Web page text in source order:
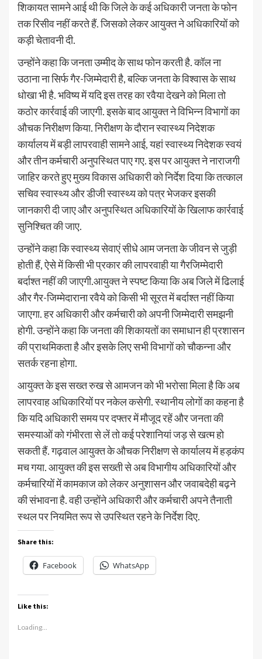
शिकायत सामने आई थी कि जिले के कई अधिकारी जनता के फोन
तक रिसीव नहीं करते हैं. जिसको लेकर आयुक्त ने अधिकारियों को
कड़ी चेतावनी दी.
उन्होंने कहा कि जनता उम्मीद के साथ फोन करती है. कॉल ना
उठाना ना सिर्फ गैर-जिम्मेदारी है, बल्कि जनता के विश्वास के साथ
धोखा भी है. भविष्य में यदि इस तरह का रवैया देखने को मिला तो
कठोर कार्रवाई की जाएगी. इसके बाद आयुक्त ने विभिन्न विभागों का
औचक निरीक्षण किया. निरीक्षण के दौरान स्वास्थ्य निदेशक
कार्यालय में बड़ी लापरवाही सामने आई, यहां स्वास्थ्य निदेशक स्वयं
और तीन कर्मचारी अनुपस्थित पाए गए. इस पर आयुक्त ने नाराजगी
जाहिर करते हुए मुख्य विकास अधिकारी को निर्देश दिया कि तत्काल
सचिव स्वास्थ्य और डीजी स्वास्थ्य को पत्र भेजकर इसकी
जानकारी दी जाए और अनुपस्थित अधिकारियों के खिलाफ कार्रवाई
सुनिश्चित की जाए.
उन्होंने कहा कि स्वास्थ्य सेवाएं सीधे आम जनता के जीवन से जुड़ी
होती हैं, ऐसे में किसी भी प्रकार की लापरवाही या गैरजिम्मेदारी
बर्दाश्त नहीं की जाएगी.आयुक्त ने स्पष्ट किया कि अब जिले में ढिलाई
और गैर-जिम्मेदाराना रवैये को किसी भी सूरत में बर्दाश्त नहीं किया
जाएगा. हर अधिकारी और कर्मचारी को अपनी जिम्मेदारी समझनी
होगी. उन्होंने कहा कि जनता की शिकायतों का समाधान ही प्रशासन
की प्राथमिकता है और इसके लिए सभी विभागों को चौकन्ना और
सतर्क रहना होगा.
आयुक्त के इस सख्त रुख से आमजन को भी भरोसा मिला है कि अब
लापरवाह अधिकारियों पर नकेल कसेगी. स्थानीय लोगों का कहना है
कि यदि अधिकारी समय पर दफ्तर में मौजूद रहें और जनता की
समस्याओं को गंभीरता से लें तो कई परेशानियां जड़ से खत्म हो
सकती हैं. गढ़वाल आयुक्त के औचक निरीक्षण से कार्यालय में हड़कंप
मच गया. आयुक्त की इस सख्ती से अब विभागीय अधिकारियों और
कर्मचारियों में कामकाज को लेकर अनुशासन और जवाबदेही बढ़ने
की संभावना है. वही उन्होंने अधिकारी और कर्मचारी अपने तैनाती
स्थल पर नियमित रूप से उपस्थित रहने के निर्देश दिए.
Share this:
Facebook WhatsApp
Like this:
Loading...